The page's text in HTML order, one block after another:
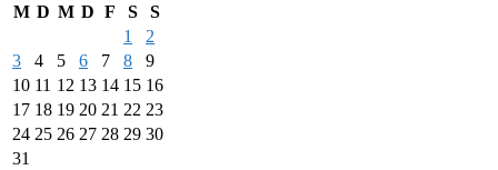
M D M D F S
S
1
2
3
4 5 6 7 8
9
10 11 12 13 14 15 16
17 18 19 20 21 22 23
24 25 26 27 28 29 30
31